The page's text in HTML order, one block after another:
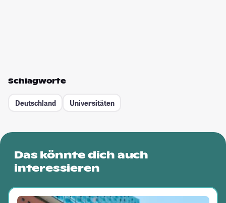
Schlagworte
Deutschland Universitäten
Das könnte dich auch
interessieren